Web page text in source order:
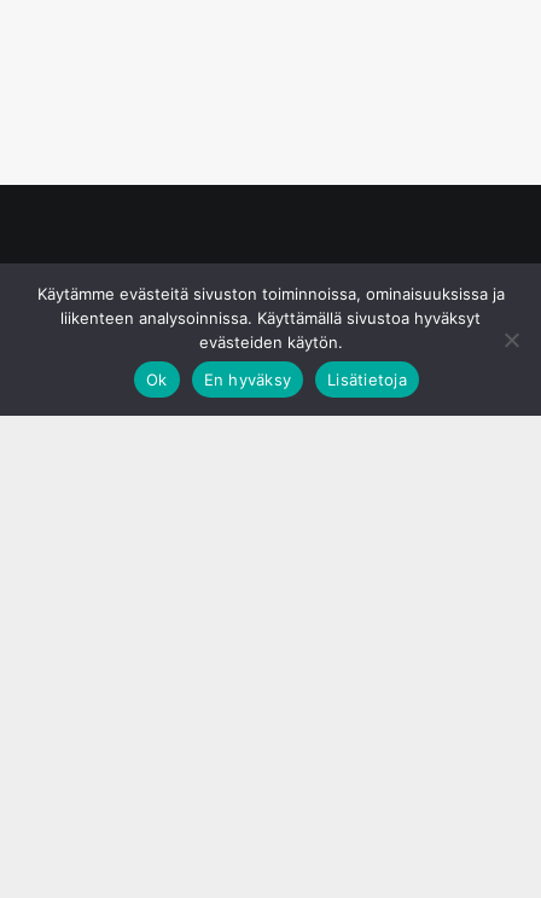
Käytämme evästeitä sivuston toiminnoissa, ominaisuuksissa ja
liikenteen analysoinnissa. Käyttämällä sivustoa hyväksyt
evästeiden käytön.
Ok
En hyväksy Lisätietoja